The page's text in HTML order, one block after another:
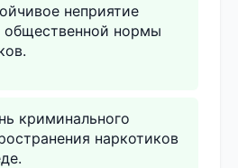
неприятие
общественной нормы
криминального
наркотиков